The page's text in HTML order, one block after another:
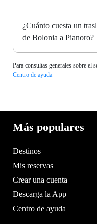
¿Cuánto cuesta un
de Bolonia a Pianoro?
Para consultas generales sobre
Centro de ayuda
Más populares
Destinos
Mis reservas
Crear una cuenta
Descarga la App
Centro de ayuda